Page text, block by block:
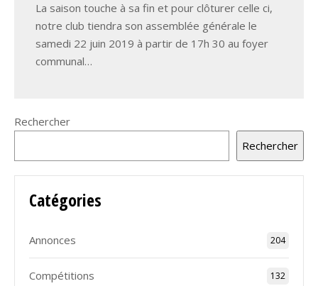
La saison touche à sa fin et pour clôturer celle ci,
notre club tiendra son assemblée générale le
samedi 22 juin 2019 à partir de 17h 30 au foyer
communal…
Rechercher
Rechercher
Catégories
Annonces 204
Compétitions 132